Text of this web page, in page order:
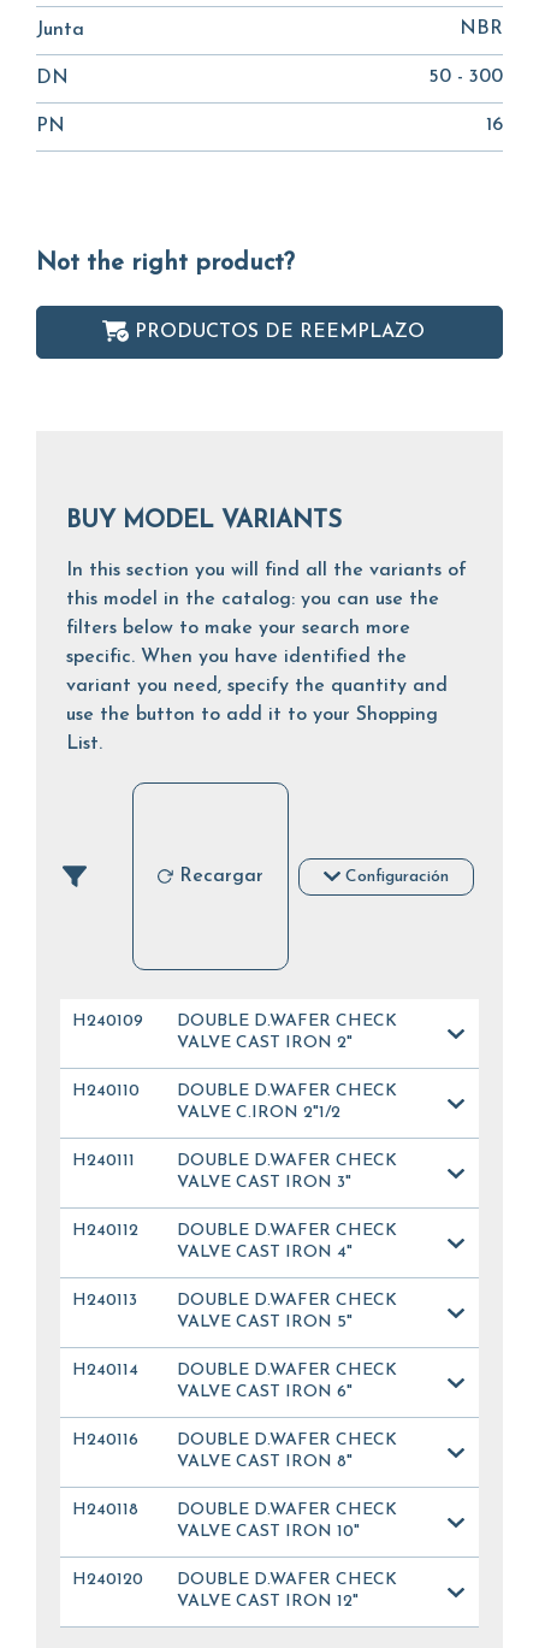
Junta NBR
DN 50 - 300
PN 16
Not the right product?
PRODUCTOS DE REEMPLAZO
BUY MODEL VARIANTS
In this section you will find all the variants of
this model in the catalog: you can use the
filters below to make your search more
specific. When you have identified the
variant you need, specify the quantity and
use the button to add it to your Shopping
List.
Recargar Configuración
H240109
DOUBLE D.WAFER CHECK
VALVE CAST IRON 2"
H240110
DOUBLE D.WAFER CHECK
VALVE C.IRON 2"1/2
H240111
DOUBLE D.WAFER CHECK
VALVE CAST IRON 3"
H240112
DOUBLE D.WAFER CHECK
VALVE CAST IRON 4"
H240113
DOUBLE D.WAFER CHECK
VALVE CAST IRON 5"
H240114
DOUBLE D.WAFER CHECK
VALVE CAST IRON 6"
H240116
DOUBLE D.WAFER CHECK
VALVE CAST IRON 8"
H240118
DOUBLE D.WAFER CHECK
VALVE CAST IRON 10"
H240120
DOUBLE D.WAFER CHECK
VALVE CAST IRON 12"